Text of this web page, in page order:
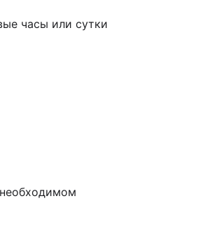
часы или сутки